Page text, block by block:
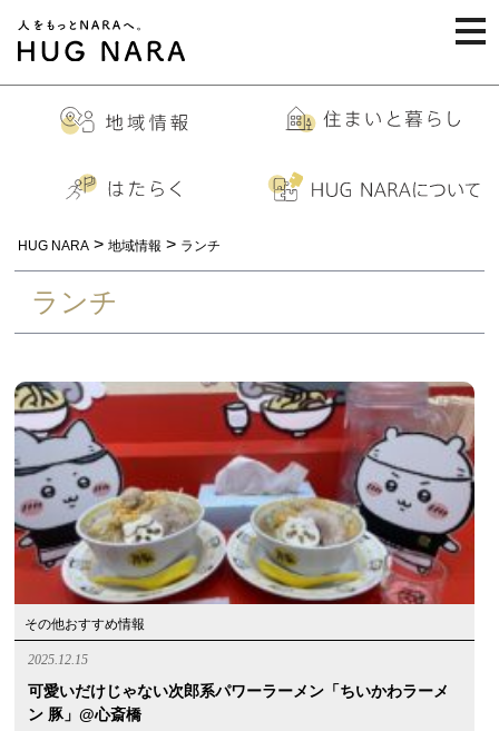
HUG NARA > 地域情報 > ランチ
ランチ
その他おすすめ情報
2025.12.15
可愛いだけじゃない次郎系パワーラーメン「ちいかわラーメ
ン 豚」@心斎橋